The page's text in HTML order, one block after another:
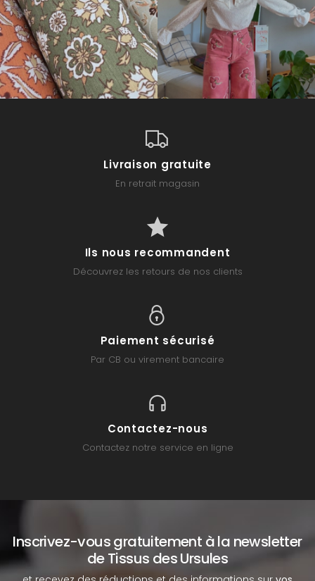
Livraison gratuite
En retrait magasin
Ils nous recommandent
Découvrez les retours de nos clients
Paiement sécurisé
Par CB ou virement bancaire
Contactez-nous
Contactez notre service en ligne
Inscrivez-vous gratuitement à la newsletter
de Tissus des Ursules